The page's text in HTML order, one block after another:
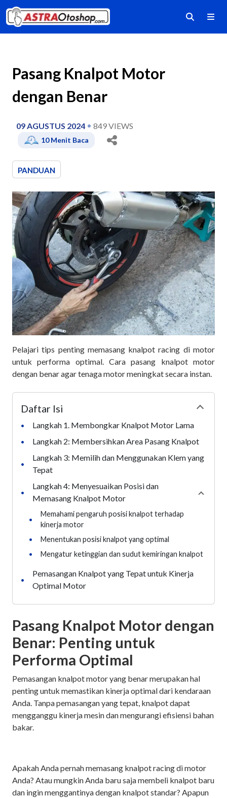
Pasang Knalpot Motor
dengan Benar
09 AGUSTUS 2024 849VIEWS
10Menit Baca
PANDUAN
Pelajari tips penting memasang knalpot racing di motor
untuk performa optimal. Cara pasang knalpot motor
dengan benar agar tenaga motor meningkat secara instan.
Daftar Isi
•
Langkah 1. Membongkar Knalpot Motor Lama
• Langkah 2: Membersihkan Area Pasang Knalpot
•
Langkah 3: Memilih dan Menggunakan Klem yang
Tepat
•
Langkah 4: Menyesuaikan Posisi dan
Memasang Knalpot Motor
•
Memahami pengaruh posisi knalpot terhadap
kinerja motor
•
Menentukan posisi knalpot yang optimal
•
Mengatur ketinggian dan sudut kemiringan knalpot
•
Pemasangan Knalpot yang Tepat untuk Kinerja
Optimal Motor
Pasang Knalpot Motor dengan
Benar: Penting untuk
Performa Optimal
Pemasangan knalpot motor yang benar merupakan hal
penting untuk memastikan kinerja optimal dari kendaraan
Anda. Tanpa pemasangan yang tepat, knalpot dapat
mengganggu kinerja mesin dan mengurangi efisiensi bahan
bakar.
Apakah Anda pernah memasang knalpot racing di motor
Anda? Atau mungkin Anda baru saja membeli knalpot baru
dan ingin menggantinya dengan knalpot standar? Apapun